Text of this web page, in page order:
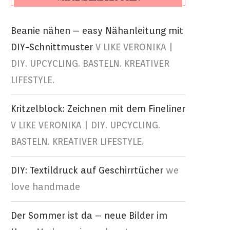
Beanie nähen – easy Nähanleitung mit
DIY-Schnittmuster V LIKE VERONIKA |
DIY. UPCYCLING. BASTELN. KREATIVER
LIFESTYLE.
Kritzelblock: Zeichnen mit dem Fineliner
V LIKE VERONIKA | DIY. UPCYCLING.
BASTELN. KREATIVER LIFESTYLE.
DIY: Textildruck auf Geschirrtücher we
love handmade
Der Sommer ist da – neue Bilder im